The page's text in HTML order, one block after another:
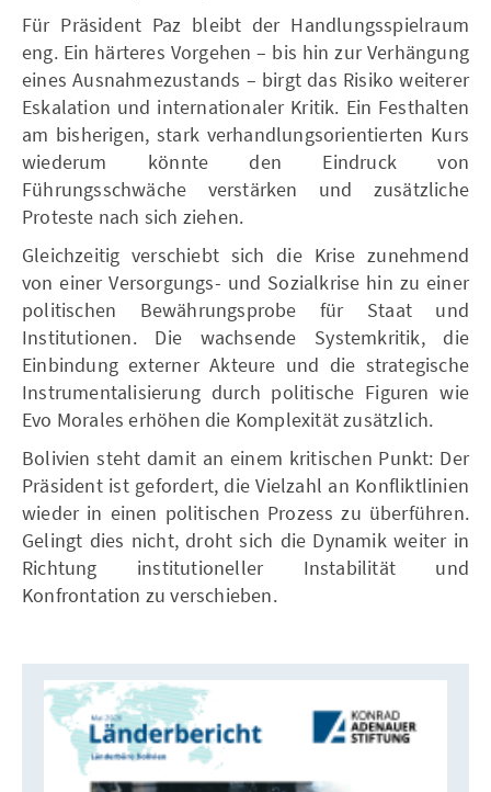
Für Präsident Paz bleibt der Handlungsspielraum
eng. Ein härteres Vorgehen – bis hin zur Verhängung
eines Ausnahmezustands – birgt das Risiko weiterer
Eskalation und internationaler Kritik. Ein Festhalten
am bisherigen, stark verhandlungsorientierten Kurs
wiederum könnte den Eindruck von
Führungsschwäche verstärken und zusätzliche
Proteste nach sich ziehen.
Gleichzeitig verschiebt sich die Krise zunehmend
von einer Versorgungs- und Sozialkrise hin zu einer
politischen Bewährungsprobe für Staat und
Institutionen. Die wachsende Systemkritik, die
Einbindung externer Akteure und die strategische
Instrumentalisierung durch politische Figuren wie
Evo Morales erhöhen die Komplexität zusätzlich.
Bolivien steht damit an einem kritischen Punkt: Der
Präsident ist gefordert, die Vielzahl an Konfliktlinien
wieder in einen politischen Prozess zu überführen.
Gelingt dies nicht, droht sich die Dynamik weiter in
Richtung institutioneller Instabilität und
Konfrontation zu verschieben.